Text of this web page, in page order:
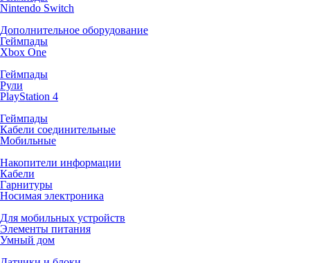
Nintendo Switch
Дополнительное оборудование
Геймпады
Xbox One
Геймпады
Рули
PlayStation 4
Геймпады
Кабели соединительные
Мобильные
Накопители информации
Кабели
Гарнитуры
Носимая электроника
Для мобильных устройств
Элементы питания
Умный дом